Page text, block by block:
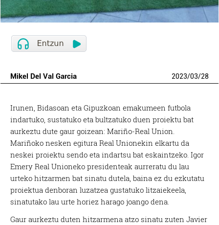
Mikel Del Val Garcia 2023/03/28
Irunen, Bidasoan eta Gipuzkoan emakumeen futbola
indartuko, sustatuko eta bultzatuko duen proiektu bat
aurkeztu dute gaur goizean: Mariño-Real Union.
Mariñoko nesken egitura Real Unionekin elkartu da
neskei proiektu sendo eta indartsu bat eskaintzeko. Igor
Emery Real Unioneko presidenteak aurreratu du lau
urteko hitzarmen bat sinatu dutela, baina ez du ezkutatu
proiektua denboran luzatzea gustatuko litzaiekeela,
sinatutako lau urte horiez harago joango dena.
Gaur aurkeztu duten hitzarmena atzo sinatu zuten Javier